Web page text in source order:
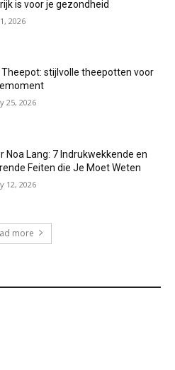
is voor je gezondheid
2026
stijlvolle theepotten voor
25, 2026
Noa Lang: 7 Indrukwekkende en
Feiten die Je Moet Weten
12, 2026
more